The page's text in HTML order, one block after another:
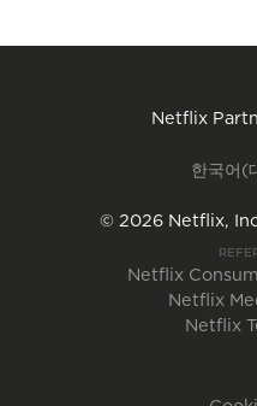
Netflix
한국어(
© 2026 Netflix,
Netflix
Netflix
Netflix